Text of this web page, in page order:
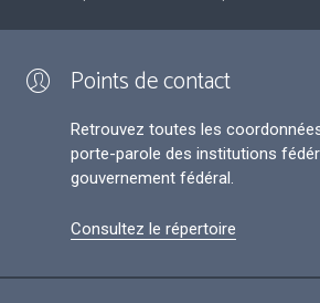
Points de contact
Retrouvez toutes les
porte-parole des institutions
gouvernement fédéral.
Consultez le répertoire